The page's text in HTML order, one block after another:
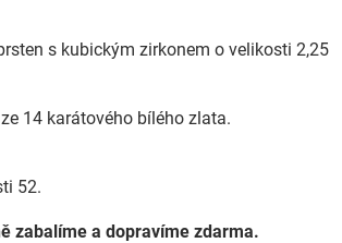
s kubickým zirkonem o velikosti 2,25
14 karátového bílého zlata.
52.
zabalíme a dopravíme zdarma.